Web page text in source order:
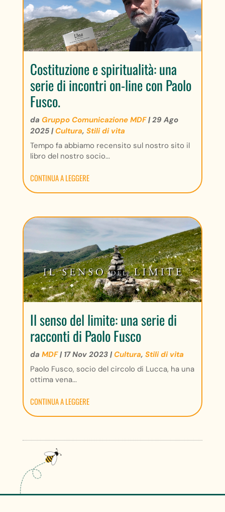
Costituzione e spiritualità: una
serie di incontri on-line con Paolo
Fusco.
da Gruppo Comunicazione MDF|29 Ago
2025| Cultura, Stili di vita
Tempo fa abbiamo recensito sul nostro sito il
libro del nostro socio...
CONTINUA A LEGGERE
Il senso del limite: una serie di
racconti di Paolo Fusco
da MDF| 17 Nov 2023| Cultura, Stili di vita
Paolo Fusco, socio del circolo di Lucca, ha una
ottima vena...
CONTINUA A LEGGERE